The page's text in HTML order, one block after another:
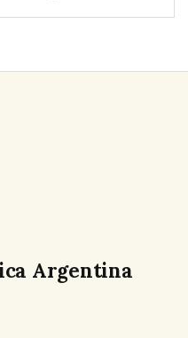
Argentina